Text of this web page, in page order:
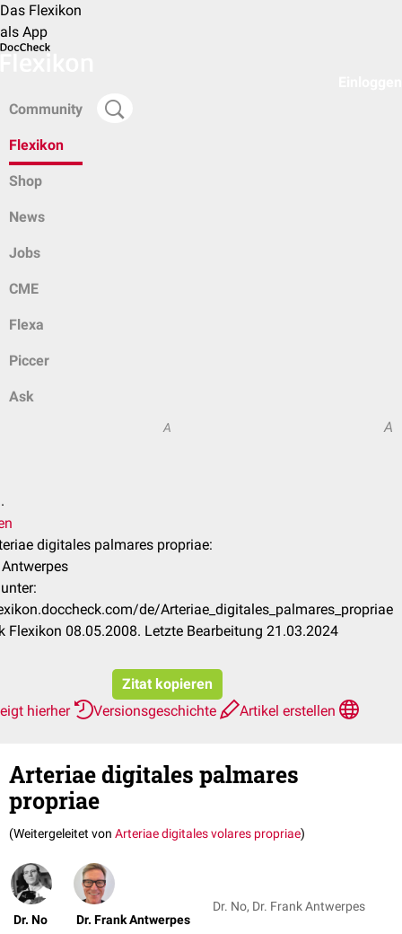
Das Flexikon
als App
Community
Flexikon
Shop
News
Jobs
CME
Flexa
Piccer
Ask
A A
digitales palmares propriae:
de/Arteriae_digitales_palmares_propriae
Flexikon 08.05.2008. Letzte Bearbeitung 21.03.2024
Zitat kopieren
hierher
Versionsgeschichte Artikel erstellen
Arteriae digitales palmares
propriae
(Weitergeleitet von Arteriae digitales volares propriae)
Dr. No Dr. Frank Antwerpes
Dr. No, Dr. Frank Antwerpes